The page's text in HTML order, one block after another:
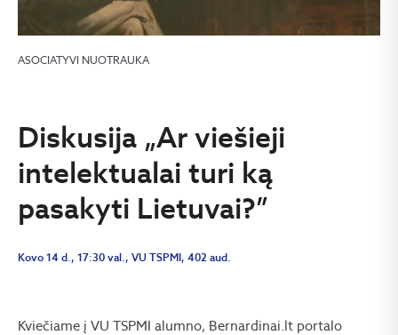
ASOCIATYVI NUOTRAUKA
Diskusija „Ar viešieji
intelektualai turi ką
pasakyti Lietuvai?”
Kovo 14 d., 17:30 val., VU TSPMI, 402 aud.
Kviečiame į VU TSPMI alumno, Bernardinai.lt portalo